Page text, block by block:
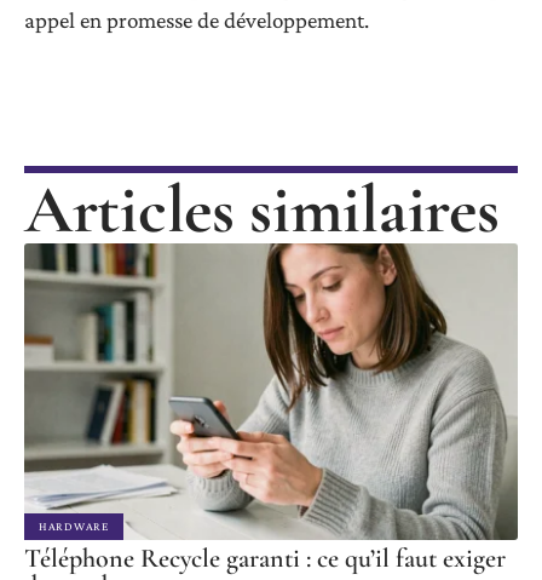
appel en promesse de développement.
Articles similaires
HARDWARE
Téléphone Recycle garanti : ce qu’il faut exiger